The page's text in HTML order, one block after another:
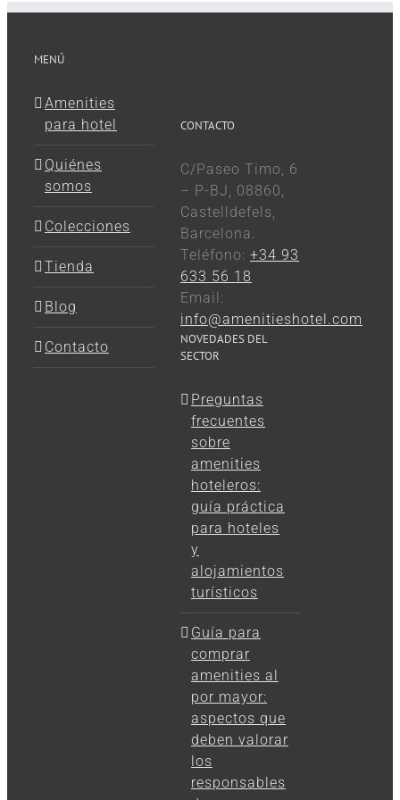
MENÚ
Amenities
para hotel
Quiénes
somos
Colecciones
Tienda
Blog
Contacto
CONTACTO
C/Paseo Timo, 6
– P-BJ, 08860,
Castelldefels,
Barcelona.
Teléfono: +34 93
633 56 18
Email:
info@amenitieshotel.com
NOVEDADES DEL
SECTOR
Preguntas
frecuentes
sobre
amenities
hoteleros:
guía práctica
para hoteles
y
alojamientos
turísticos
Guía para
comprar
amenities al
por mayor:
aspectos que
deben valorar
los
responsables